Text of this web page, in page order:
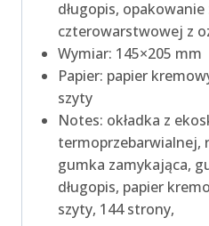
długopis,
czterowarstwowej z
Wymiar: 145×205 mm
Papier: papier
szyty
Notes: okładka z
termoprzebarwialnej,
gumka zamykająca,
długopis, papier
szyty, 144 strony,